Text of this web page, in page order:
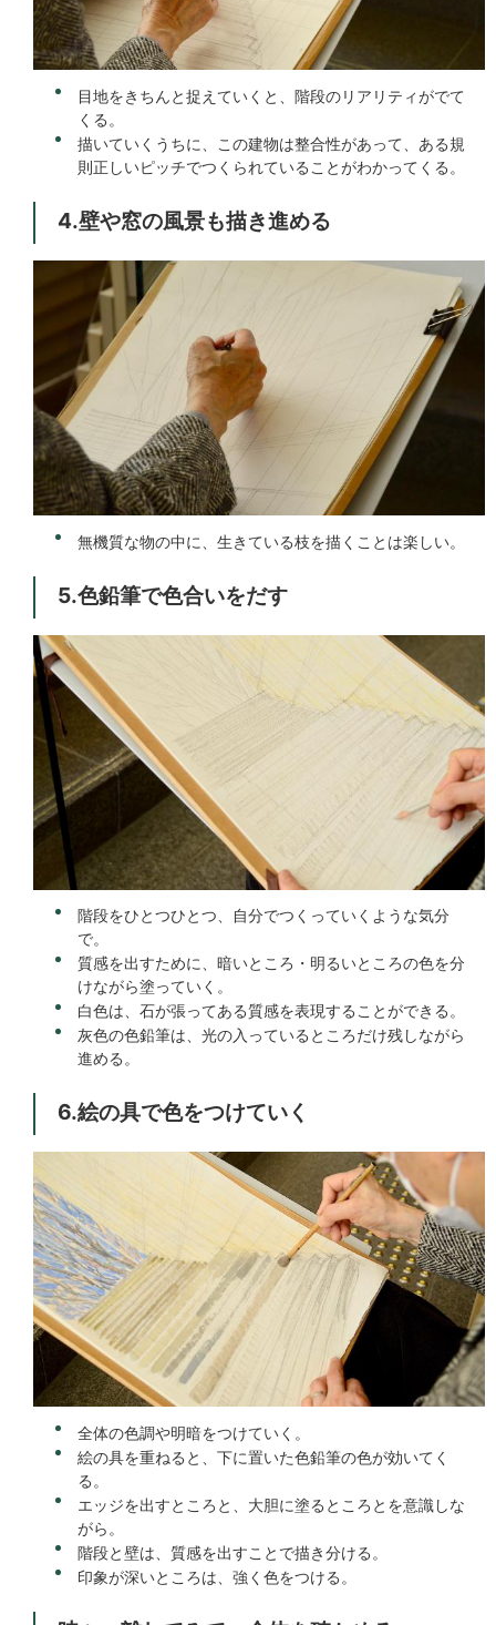
目地をきちんと捉えていくと、階段のリアリティがでて
くる。
描いていくうちに、この建物は整合性があって、ある規
則正しいピッチでつくられていることがわかってくる。
4.壁や窓の風景も描き進める
無機質な物の中に、生きている枝を描くことは楽しい。
5.色鉛筆で色合いをだす
階段をひとつひとつ、自分でつくっていくような気分
で。
質感を出すために、暗いところ・明るいところの色を分
けながら塗っていく。
白色は、石が張ってある質感を表現することができる。
灰色の色鉛筆は、光の入っているところだけ残しながら
進める。
6.絵の具で色をつけていく
全体の色調や明暗をつけていく。
絵の具を重ねると、下に置いた色鉛筆の色が効いてく
る。
エッジを出すところと、大胆に塗るところとを意識しな
がら。
階段と壁は、質感を出すことで描き分ける。
印象が深いところは、強く色をつける。